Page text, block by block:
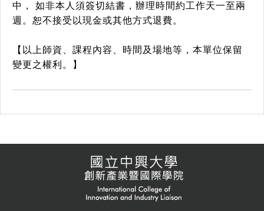
中， 如非本人須簽切結書，辦理時間約工作天一至兩
週。恕不接受以現金或其他方式退費。
【以上師資、課程內容、時間及場地等，本單位保留
變更之權利。】